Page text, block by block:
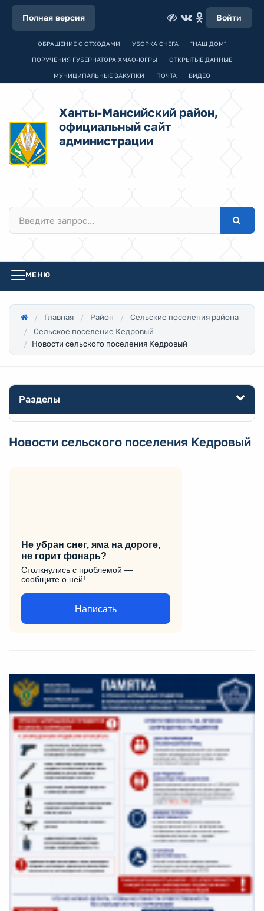
Полная версия Войти
ОБРАЩЕНИЕ С ОТХОДАМИ УБОРКА СНЕГА "НАШ ДОМ"
ПОРУЧЕНИЯ ГУБЕРНАТОРА ХМАО-ЮГРЫ ОТКРЫТЫЕ ДАННЫЕ
МУНИЦИПАЛЬНЫЕ ЗАКУПКИ ПОЧТА ВИДЕО
Ханты-Мансийский район,
официальный сайт
администрации
МЕНЮ
Главная Район
Сельские поселения района
Сельское поселение Кедровый
Новости сельского поселения Кедровый
Разделы
Новости сельского поселения Кедровый
Не убран снег, яма на дороге,
не горит фонарь?
Столкнулись с проблемой —
сообщите о ней!
Написать